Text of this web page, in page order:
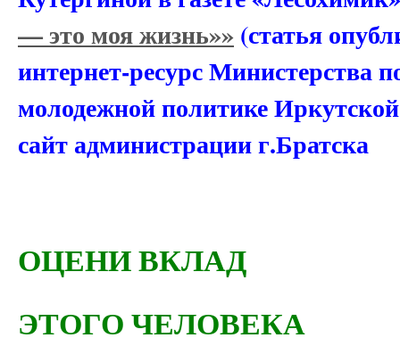
— это моя жизнь»»(статья
интернет-ресурс Министерства
молодежной политике
сайт администрации г.Братска
ОЦЕНИ ВКЛАД
ЭТОГО ЧЕЛОВЕКА